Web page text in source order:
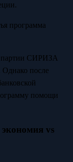
программа
партии СИРИЗА
после
помощи
vs